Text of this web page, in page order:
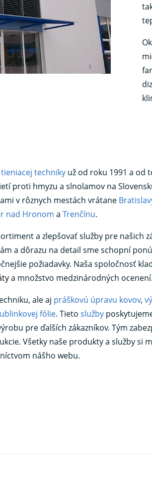
tieniacej techniky už od roku 1991 a od
proti hmyzu a slnolamov na
v rôznych mestách vrátane
nad Hronom a Trenčínu.
a zlepšovať služby pre našich
a dôrazu na detail sme schopní
požiadavky. Naša spoločnosť
a množstvo medzinárodných ocenení.
ale aj práškovú úpravu kovov,
fólie. Tieto služby
pre ďalších zákazníkov. Tým
Všetky naše produkty a služby si
nášho webu.